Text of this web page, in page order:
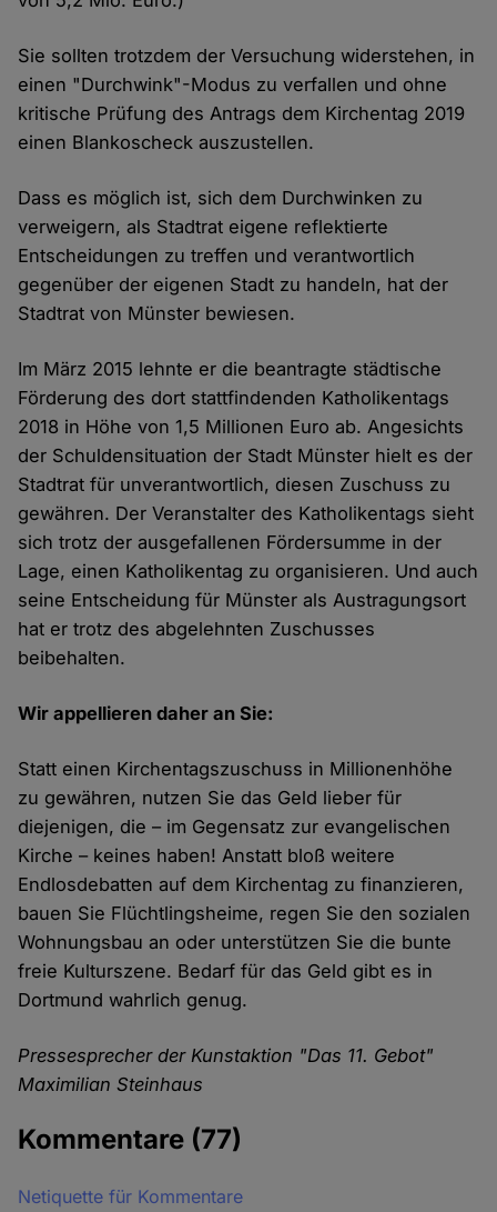
Sie sollten trotzdem der Versuchung widerstehen, in
einen "Durchwink"-Modus zu verfallen und ohne
kritische Prüfung des Antrags dem Kirchentag 2019
einen Blankoscheck auszustellen.
Dass es möglich ist, sich dem Durchwinken zu
verweigern, als Stadtrat eigene reflektierte
Entscheidungen zu treffen und verantwortlich
gegenüber der eigenen Stadt zu handeln, hat der
Stadtrat von Münster bewiesen.
Im März 2015 lehnte er die beantragte städtische
Förderung des dort stattfindenden Katholikentags
2018 in Höhe von 1,5 Millionen Euro ab. Angesichts
der Schuldensituation der Stadt Münster hielt es der
Stadtrat für unverantwortlich, diesen Zuschuss zu
gewähren. Der Veranstalter des Katholikentags sieht
sich trotz der ausgefallenen Fördersumme in der
Lage, einen Katholikentag zu organisieren. Und auch
seine Entscheidung für Münster als Austragungsort
hat er trotz des abgelehnten Zuschusses
beibehalten.
Wir appellieren daher an Sie:
Statt einen Kirchentagszuschuss in Millionenhöhe
zu gewähren, nutzen Sie das Geld lieber für
diejenigen, die – im Gegensatz zur evangelischen
Kirche – keines haben! Anstatt bloß weitere
Endlosdebatten auf dem Kirchentag zu finanzieren,
bauen Sie Flüchtlingsheime, regen Sie den sozialen
Wohnungsbau an oder unterstützen Sie die bunte
freie Kulturszene. Bedarf für das Geld gibt es in
Dortmund wahrlich genug.
Pressesprecher der Kunstaktion "Das 11. Gebot"
Maximilian Steinhaus
Kommentare (77)
Netiquette für Kommentare
Cookies